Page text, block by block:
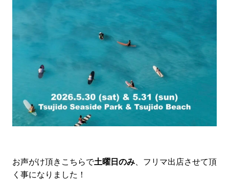
お声がけ頂きこちらで土曜日のみ、フリマ出店させて頂
く事になりました！